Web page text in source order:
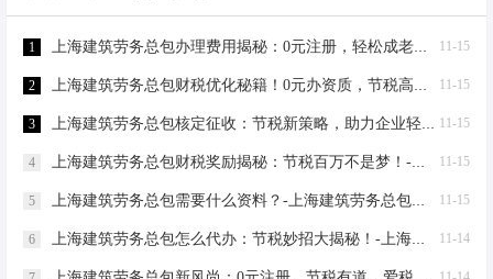
11-15
1 上海建筑劳务总包办理费用揭秘：0元注册，轻松成老板！-上海建筑劳务总包办理费用
11-15
2 上海建筑劳务总包财税优化秘籍！0元办资质，节税高达80%-上海建筑劳务总包财税优化
11-15
3 上海建筑劳务总包核定征收：节税新策略，助力企业轻装上阵！-上海建筑劳务总包核定征收
11-15
4 上海建筑劳务总包财税奖励揭秘：节税百万不是梦！-上海建筑劳务总包财税奖励
11-15
5 上海建筑劳务总包需要什么资料？-上海建筑劳务总包需要什么资料
11-14
6 上海建筑劳务总包怎么代办：节税妙招大揭秘！-上海建筑劳务总包怎么代办